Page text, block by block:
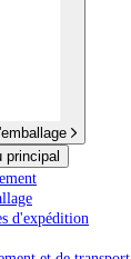
principal
d'expédition